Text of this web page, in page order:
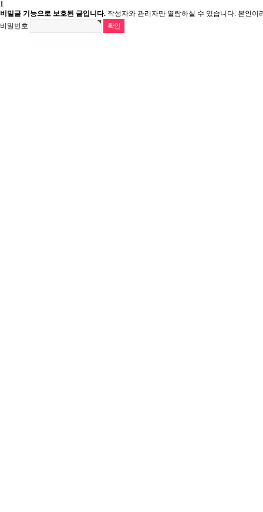
1
비밀글 기능으로 보호된 글입니다. 작성자와 관리자만 열람하실 수 있습니다. 본인이
비밀번호